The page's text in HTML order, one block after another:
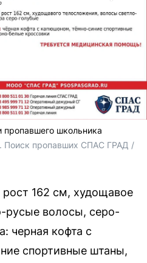
школьника
Поиск пропавших СПАС ГРАД /
162 см, худощавое
русые волосы, серо-
черная кофта с
спортивные штаны,